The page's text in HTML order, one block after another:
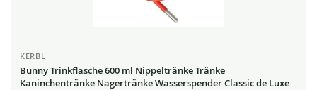
KERBL
Bunny Trinkflasche 600 ml Nippeltränke Tränke
Kaninchentränke Nagertränke Wasserspender Classic de Luxe